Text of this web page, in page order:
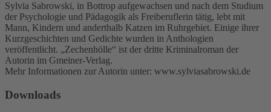
Sylvia Sabrowski, in Bottrop aufgewachsen und nach dem Studium
der Psychologie und Pädagogik als Freiberuflerin tätig, lebt mit
Mann, Kindern und anderthalb Katzen im Ruhrgebiet. Einige ihrer
Kurzgeschichten und Gedichte wurden in Anthologien
veröffentlicht. „Zechenhölle“ ist der dritte Kriminalroman der
Autorin im Gmeiner-Verlag.
Mehr Informationen zur Autorin unter: www.sylviasabrowski.de
Downloads